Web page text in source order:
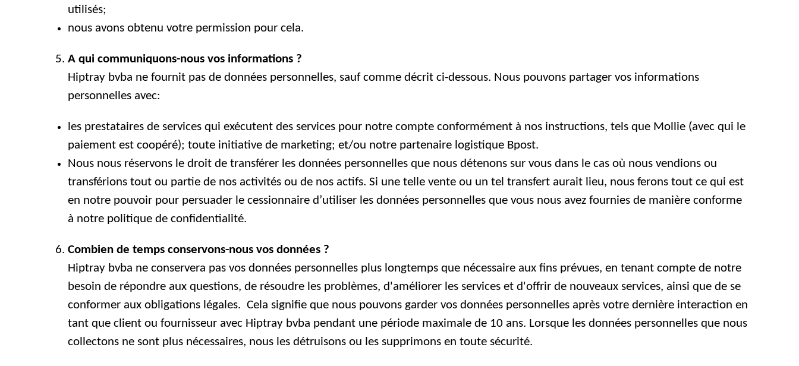
utilisés;
nous avons obtenu votre permission pour cela.
A qui communiquons-nous vos informations ?
Hiptray bvba ne fournit pas de données personnelles, sauf comme décrit ci-dessous. Nous pouvons partager vos informations
personnelles avec:
les prestataires de services qui exécutent des services pour notre compte conformément à nos instructions, tels que Mollie (avec qui le
paiement est coopéré); toute initiative de marketing; et/ou notre partenaire logistique Bpost.
Nous nous réservons le droit de transférer les données personnelles que nous détenons sur vous dans le cas où nous vendions ou
transférions tout ou partie de nos activités ou de nos actifs. Si une telle vente ou un tel transfert aurait lieu, nous ferons tout ce qui est
en notre pouvoir pour persuader le cessionnaire d’utiliser les données personnelles que vous nous avez fournies de manière conforme
à notre politique de confidentialité.
Combien de temps conservons-nous vos données ?
Hiptray bvba ne conservera pas vos données personnelles plus longtemps que nécessaire aux fins prévues, en tenant compte de notre
besoin de répondre aux questions, de résoudre les problèmes, d'améliorer les services et d'offrir de nouveaux services, ainsi que de se
conformer aux obligations légales. Cela signifie que nous pouvons garder vos données personnelles après votre dernière interaction en
tant que client ou fournisseur avec Hiptray bvba pendant une période maximale de 10 ans. Lorsque les données personnelles que nous
collectons ne sont plus nécessaires, nous les détruisons ou les supprimons en toute sécurité.